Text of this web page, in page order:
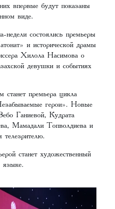
впервые будут показаны
виде.
недели состоялись премьеры
и исторической драмы
Хилола Насимова о
девушки и событиях
премьера цикла
герои». Новые
Ганиевой, Кудрата
Мамадали Топволдиева и
телезрителю.
станет художественный